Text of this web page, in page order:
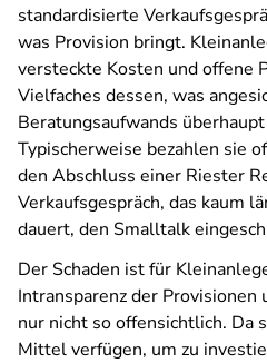
standardisierte
was Provision bringt.
versteckte Kosten und offene
Vielfaches dessen, was
Beratungsaufwands
Typischerweise bezahlen sie
den Abschluss einer Riester
Verkaufsgespräch, das kaum
dauert, den Smalltalk
Der Schaden ist für
Intransparenz der
nur nicht so offensichtlich. Da
Mittel verfügen, um zu